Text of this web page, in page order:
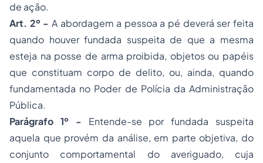
de ação.
Art. 2º - A abordagem a pessoa a pé deverá ser feita
quando houver fundada suspeita de que a mesma
esteja na posse de arma proibida, objetos ou papéis
que constituam corpo de delito, ou, ainda, quando
fundamentada no Poder de Polícia da Administração
Pública.
Parágrafo 1º - Entende-se por fundada suspeita
aquela que provém da análise, em parte objetiva, do
conjunto comportamental do averiguado, cuja